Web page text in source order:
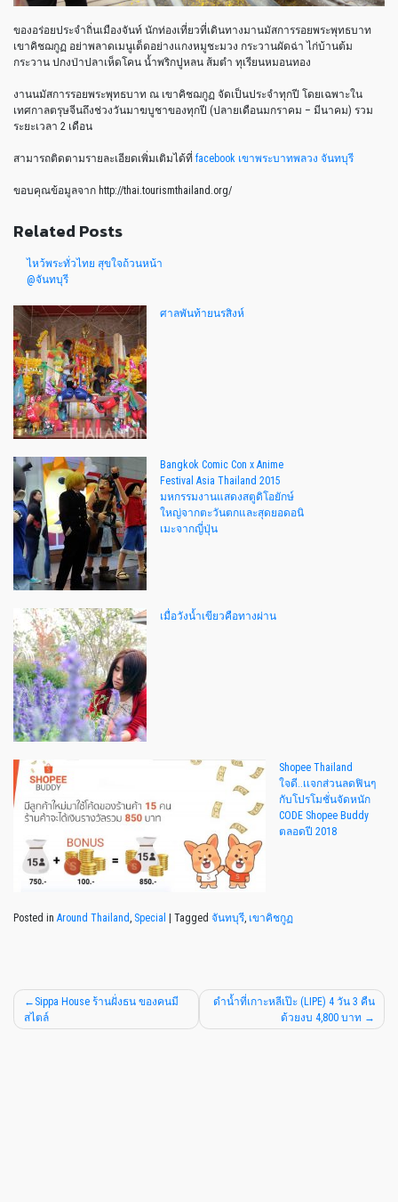
ของอร่อยประจำถิ่นเมืองจันท์ นักท่องเที่ยวที่เดินทางมานมัสการรอยพระพุทธบาท
เขาคิชฌกูฏ อย่าพลาดเมนูเด็ดอย่างแกงหมูชะมวง กระวานผัดฉ่า ไก่บ้านต้ม
กระวาน ปกงป่าปลาเห็ดโคน น้ำพริกปูหลน ส้มตำ ทุเรียนหมอนทอง
งานนมัสการรอยพระพุทธบาท ณ เขาคิชฌกูฏ จัดเป็นประจำทุกปี โดยเฉพาะใน
เทศกาลตรุษจีนถึงช่วงวันมาฆบูชาของทุกปี (ปลายเดือนมกราคม – มีนาคม) รวม
ระยะเวลา 2 เดือน
สามารถติดตามรายละเอียดเพิ่มเติมได้ที่ facebook เขาพระบาทพลวง จันทบุรี
ขอบคุณข้อมูลจาก http://thai.tourismthailand.org/
Related Posts
ไหว้พระทั่วไทย สุขใจถ้วนหน้า
@จันทบุรี
ศาลพันท้ายนรสิงห์
Bangkok Comic Con x Anime
Festival Asia Thailand 2015
มหกรรมงานแสดงสตูดิโอยักษ์
ใหญ่จากตะวันตกและสุดยอดอนิ
เมะจากญี่ปุ่น
เมื่อวังน้ำเขียวคือทางผ่าน
Shopee Thailand
ใจดี..เเจกส่วนลดฟินๆ
กับโปรโมชั่นจัดหนัก
CODE Shopee Buddy
ตลอดปี 2018
Posted in Around Thailand, Special Tagged จันทบุรี, เขาคิชกูฏ
Sippa House ร้านฝั่งธน ของคนมี
สไตล์
ดำน้ำที่เกาะหลีเป๊ะ (LIPE) 4 วัน 3 คืน
ด้วยงบ 4,800 บาท